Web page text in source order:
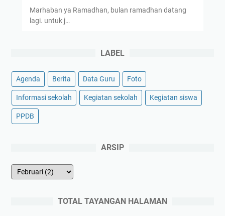
Marhaban ya Ramadhan, bulan ramadhan datang
lagi. untuk j…
LABEL
Agenda Berita Data Guru Foto
Informasi sekolah Kegiatan sekolah Kegiatan siswa
PPDB
ARSIP
TOTAL TAYANGAN HALAMAN